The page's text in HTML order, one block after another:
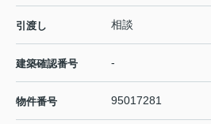
引渡し 相談
建築確認番号 -
物件番号 95017281